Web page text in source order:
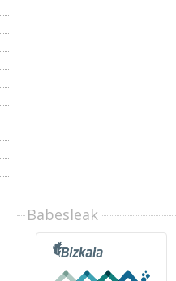
Babesleak